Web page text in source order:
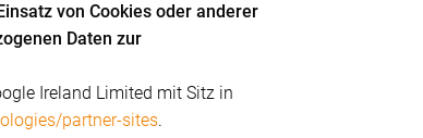
von Cookies oder anderer
Daten zur
Ireland Limited mit Sitz in
partner-sites.